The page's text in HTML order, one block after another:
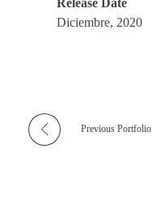
Diciembre, 2020
Previous Portfolio